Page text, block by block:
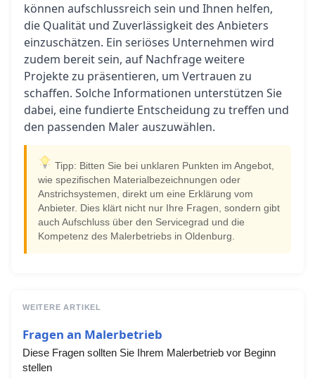
können aufschlussreich sein und Ihnen helfen,
die Qualität und Zuverlässigkeit des Anbieters
einzuschätzen. Ein seriöses Unternehmen wird
zudem bereit sein, auf Nachfrage weitere
Projekte zu präsentieren, um Vertrauen zu
schaffen. Solche Informationen unterstützen Sie
dabei, eine fundierte Entscheidung zu treffen und
den passenden Maler auszuwählen.
Tipp: Bitten Sie bei unklaren Punkten im Angebot,
wie spezifischen Materialbezeichnungen oder
Anstrichsystemen, direkt um eine Erklärung vom
Anbieter. Dies klärt nicht nur Ihre Fragen, sondern gibt
auch Aufschluss über den Servicegrad und die
Kompetenz des Malerbetriebs in Oldenburg.
WEITERE ARTIKEL
Fragen an Malerbetrieb
Diese Fragen sollten Sie Ihrem Malerbetrieb vor Beginn
stellen